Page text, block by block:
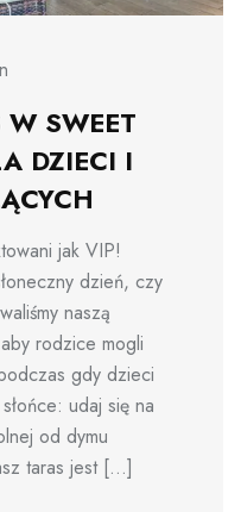
SWEET
DZIECI I
jak VIP!
dzień, czy
naszą
rodzice mogli
gdy dzieci
udaj się na
od dymu
taras jest [...]